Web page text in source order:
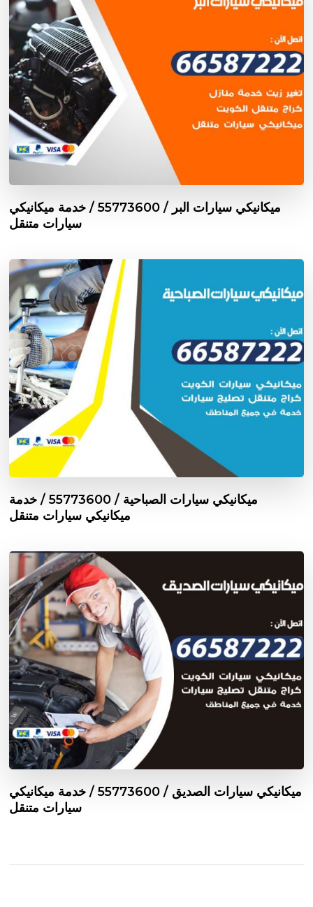
ميكانيكي سيارات البر / 55773600‬ / خدمة ميكانيكي
سيارات متنقل
ميكانيكي سيارات الصباحية / 55773600‬ / خدمة
ميكانيكي سيارات متنقل
ميكانيكي سيارات الصديق / 55773600‬ / خدمة ميكانيكي
سيارات متنقل